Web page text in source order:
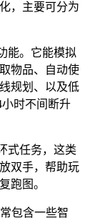
，主要可分为
能。它能模拟
物品、自动使
规划、以及低
时不间断升
式任务，这类
双手，帮助玩
跑图。
包含一些智